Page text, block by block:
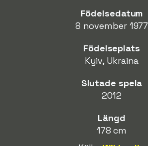
Födelsedatum
8 november 1977
Födelseplats
Kyiv, Ukraina
Slutade spela
2012
Längd
178 cm